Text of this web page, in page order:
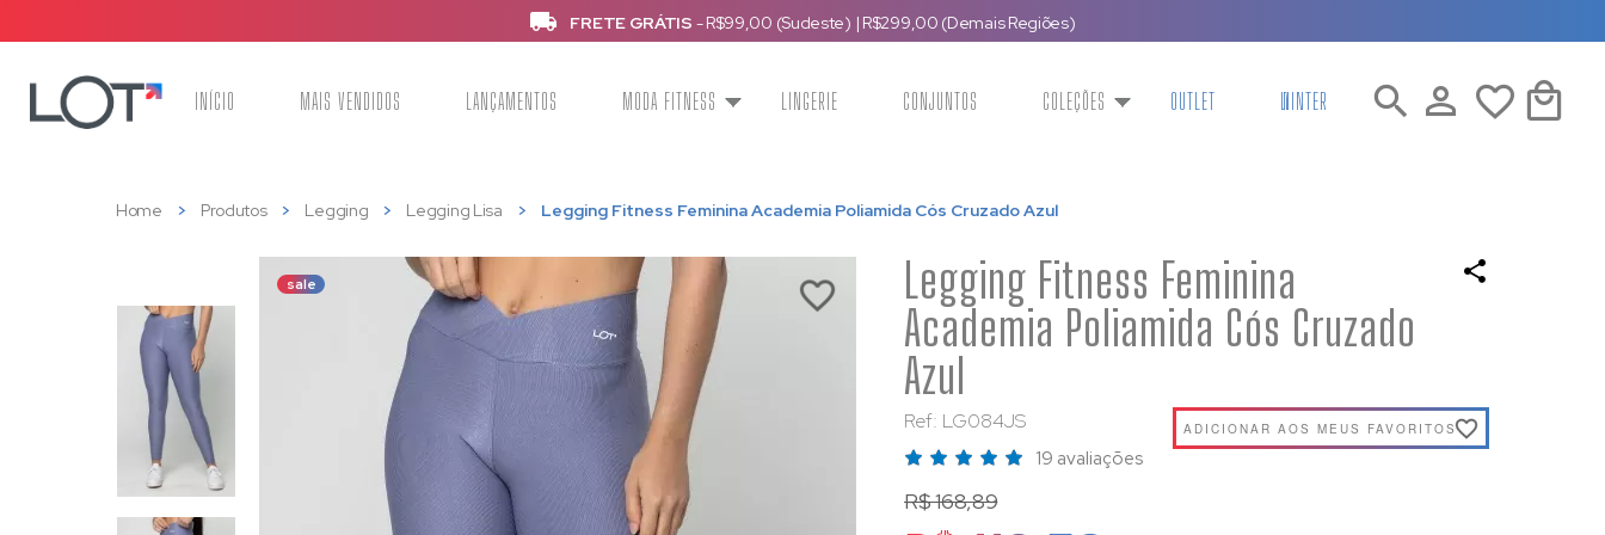
Até10x sem juros ou 10% de descontovia Pix ou boleto.
INÍCIO MAIS VENDIDOS LANÇAMENTOS MODA FITNESS LINGERIE CONJUNTOS COLEÇÕES OUTLET WINTER
Home Produtos Legging Legging Lisa Legging Fitness Feminina Academia Poliamida Cós Cruzado Azul
sale
Legging Fitness Feminina
Academia Poliamida Cós Cruzado
Azul
Ref: LG084JS
19 avaliações
ADICIONAR AOS MEUS FAVORITOS
R$ 168,89